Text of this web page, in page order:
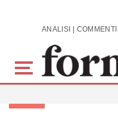
Skip to main content